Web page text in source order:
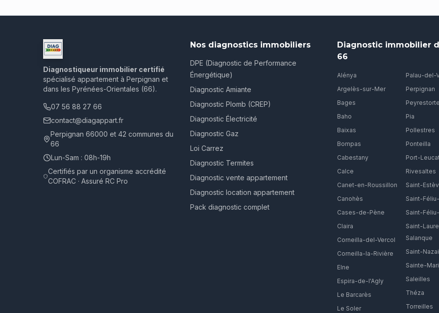
Diagnostiqueur immobilier certifié
spécialisé appartement à Perpignan et
dans les Pyrénées-Orientales (66).
07 56 88 27 66
contact@diagappart.fr
Perpignan 66000 et 42 communes du
66
Lun-Sam : 08h-19h
Certifiés par un organisme accrédité
COFRAC · Assuré RC Pro
Nos diagnostics immobiliers
DPE (Diagnostic de Performance
Énergétique)
Diagnostic Amiante
Diagnostic Plomb (CREP)
Diagnostic Électricité
Diagnostic Gaz
Loi Carrez
Diagnostic Termites
Diagnostic vente appartement
Diagnostic location appartement
Pack diagnostic complet
Diagnostic immobilier
66
Alénya
Argelès-sur-Mer
Bages
Baho
Baixas
Bompas
Cabestany
Calce
Canet-en-Roussillon
Canohès
Cases-de-Pène
Claira
Corneilla-del-Vercol
Corneilla-la-Rivière
Elne
Espira-de-l'Agly
Le Barcarès
Le Soler
Palau-del-
Perpignan
Pia
Pollestres
Ponteilla
Port-
Rivesaltes
Saint-
Saint-
Saint-
Saint-
Salanque
Saint-
Sainte-
Saleilles
Théza
Torreilles